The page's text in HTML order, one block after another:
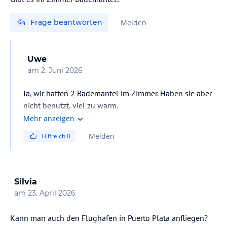
- tägliche Mini-Bar Auffüllung
Sport und Unterhaltung
Animationsprogramm, Ocean Front Fitnessraum mit Premium-
Platz, motorisierte Wassersportaktivitäten (zusätzliche Gebühr)
und nicht motorisierte Wassersportaktivitäten
Zahlungspflichtig:
Babysitting-Service (vorbehaltlich Verfügbarkeit), Ausflüge
Frage beantworten Melden
Uwe
am 2. Juni 2026
Ja, wir hatten 2 Bademäntel im Zimmer. Haben sie aber
nicht benutzt, viel zu warm.
Mehr anzeigen
Hilfreich0 Melden
Silvia
am 23. April 2026
Kann man auch den Flughafen in Puerto Plata anfliegen?